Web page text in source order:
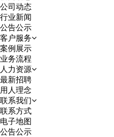
公司动态
行业新闻
公告公示
客户服务
案例展示
业务流程
人力资源
最新招聘
用人理念
联系我们
联系方式
电子地图
公告公示